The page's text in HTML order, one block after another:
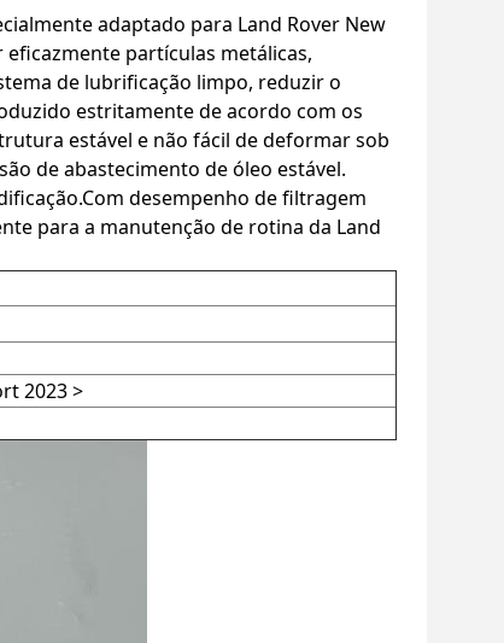
adaptado para Land Rover New
partículas metálicas,
de lubrificação limpo, reduzir o
estritamente de acordo com os
estável e não fácil de deformar sob
de abastecimento de óleo estável.
desempenho de filtragem
para a manutenção de rotina da Land
2023 >